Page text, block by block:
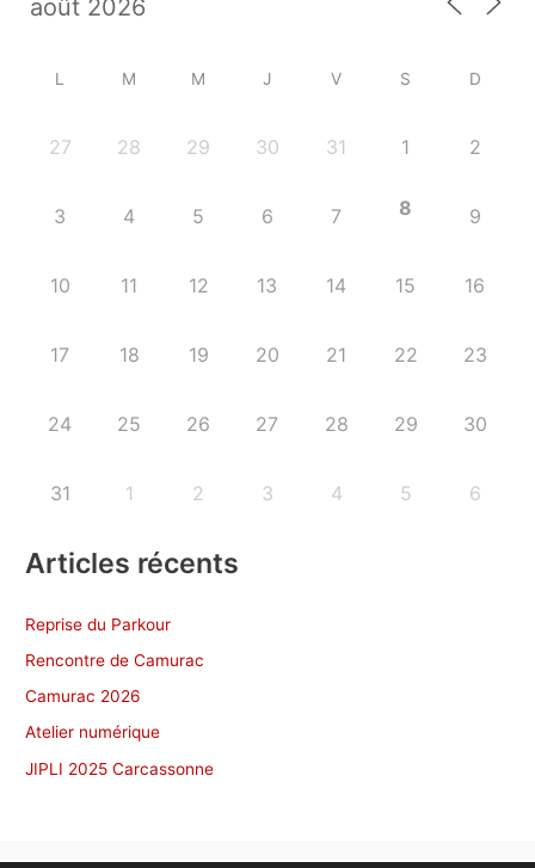
L M M J V S D
27 28 29 30 31 1 2
3 4 5 6 7 8 9
10 11 12 13 14 15 16
17 18 19 20 21 22 23
24 25 26 27 28 29 30
31 1 2 3 4 5 6
Articles récents
Reprise du Parkour
Rencontre de Camurac
Camurac 2026
Atelier numérique
JIPLI 2025 Carcassonne